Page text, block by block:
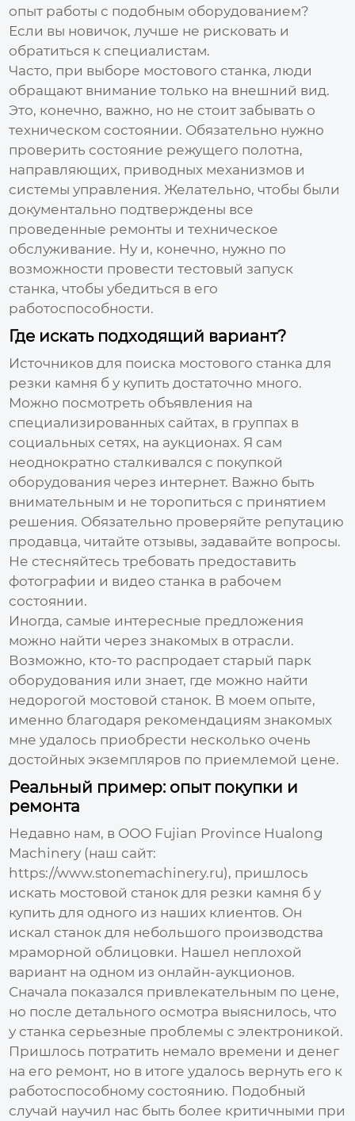
опыт работы с подобным оборудованием?
Если вы новичок, лучше не рисковать и
обратиться к специалистам.
Часто, при выборе мостового станка, люди
обращают внимание только на внешний вид.
Это, конечно, важно, но не стоит забывать о
техническом состоянии. Обязательно нужно
проверить состояние режущего полотна,
направляющих, приводных механизмов и
системы управления. Желательно, чтобы были
документально подтверждены все
проведенные ремонты и техническое
обслуживание. Ну и, конечно, нужно по
возможности провести тестовый запуск
станка, чтобы убедиться в его
работоспособности.
Где искать подходящий вариант?
Источников для поиска мостового станка для
резки камня б у купить достаточно много.
Можно посмотреть объявления на
специализированных сайтах, в группах в
социальных сетях, на аукционах. Я сам
неоднократно сталкивался с покупкой
оборудования через интернет. Важно быть
внимательным и не торопиться с принятием
решения. Обязательно проверяйте репутацию
продавца, читайте отзывы, задавайте вопросы.
Не стесняйтесь требовать предоставить
фотографии и видео станка в рабочем
состоянии.
Иногда, самые интересные предложения
можно найти через знакомых в отрасли.
Возможно, кто-то распродает старый парк
оборудования или знает, где можно найти
недорогой мостовой станок. В моем опыте,
именно благодаря рекомендациям знакомых
мне удалось приобрести несколько очень
достойных экземпляров по приемлемой цене.
Реальный пример: опыт покупки и
ремонта
Недавно нам, в ООО Fujian Province Hualong
Machinery (наш сайт:
https://www.stonemachinery.ru), пришлось
искать мостовой станок для резки камня б у
купить для одного из наших клиентов. Он
искал станок для небольшого производства
мраморной облицовки. Нашел неплохой
вариант на одном из онлайн-аукционов.
Сначала показался привлекательным по цене,
но после детального осмотра выяснилось, что
у станка серьезные проблемы с электроникой.
Пришлось потратить немало времени и денег
на его ремонт, но в итоге удалось вернуть его к
работоспособному состоянию. Подобный
случай научил нас быть более критичными при